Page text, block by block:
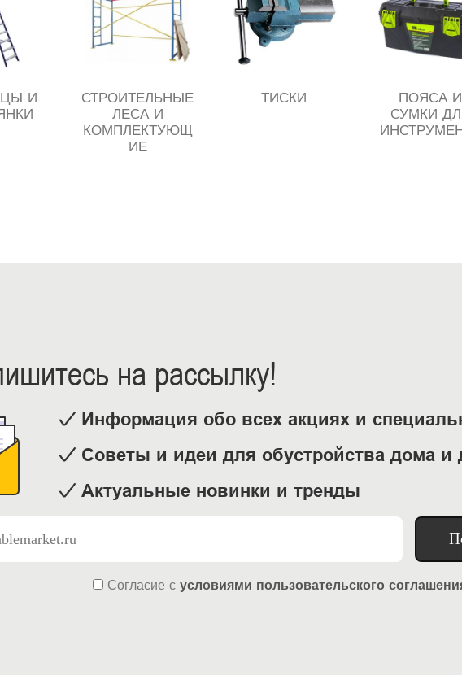
И
СТРОИТЕЛЬНЫЕ
ЛЕСА И
КОМПЛЕКТУЮЩ
ИЕ
ТИСКИ
ПОЯСА И
СУМКИ
на рассылку!
Информация обо всех акциях и
Советы и идеи для обустройства дома и
Актуальные новинки и тренды
Согласие с условиями пользовательского